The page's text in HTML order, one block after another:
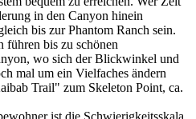
in den Canyon hinein
bis zur Phantom Ranch sein.
führen bis zu schönen
wo sich der Blickwinkel und
mal um ein Vielfaches ändern
Trail" zum Skeleton Point, ca.